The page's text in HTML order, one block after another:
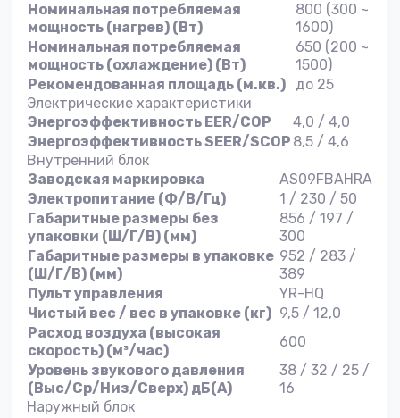
Номинальная потребляемая
мощность (нагрев) (Вт)
800 (300 ~
1600)
Номинальная потребляемая
мощность (охлаждение) (Вт)
650 (200 ~
1500)
Рекомендованная площадь (м.кв.)
до 25
Электрические характеристики
Энергоэффективность EER/COP
4,0 / 4,0
Энергоэффективность SEER/SCOP 8,5 / 4,6
Внутренний блок
Заводская маркировка
AS09FBAHRA
Электропитание (Ф/В/Гц)
1 / 230 / 50
Габаритные размеры без
упаковки (Ш/Г/В) (мм)
856 / 197 /
300
Габаритные размеры в упаковке
(Ш/Г/В) (мм)
952 / 283 /
389
Пульт управления
YR-HQ
Чистый вес / вес в упаковке (кг) 9,5 / 12,0
Расход воздуха (высокая
скорость) (м³/час)
600
Уровень звукового давления
(Выс/Ср/Низ/Сверх) дБ(А)
38 / 32 / 25 /
16
Наружный блок